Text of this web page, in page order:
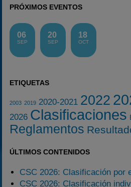
PRÓXIMOS EVENTOS
06
SEP
20
SEP
18
OCT
ETIQUETAS
2003 2019 2020-2021 2022
2026 Clasificaciones
Reglamentos
ÚLTIMOS CONTENIDOS
CSC 2026: Clasificación por
CSC 2026: Clasificación